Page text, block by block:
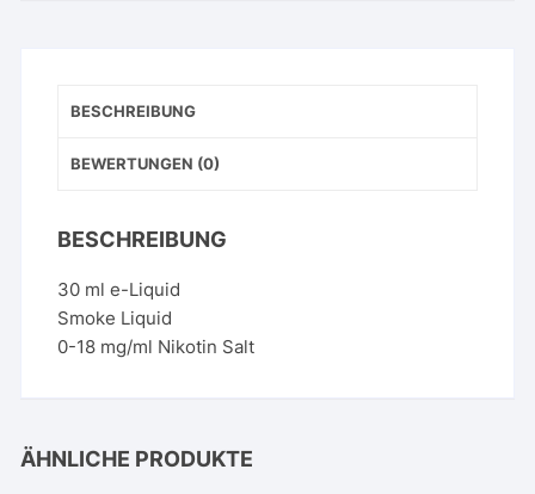
BESCHREIBUNG
BEWERTUNGEN (0)
BESCHREIBUNG
30 ml e-Liquid
Smoke Liquid
0-18 mg/ml Nikotin Salt
ÄHNLICHE PRODUKTE